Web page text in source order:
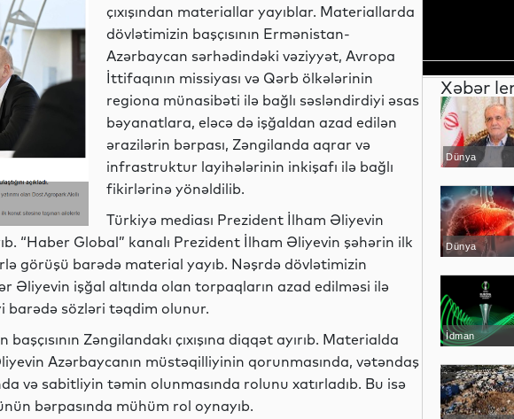
çıxışından materiallar yayıblar. Materiallarda
dövlətimizin başçısının Ermənistan-
Azərbaycan sərhədindəki vəziyyət, Avropa
İttifaqının missiyası və Qərb ölkələrinin
regiona münasibəti ilə bağlı səsləndirdiyi əsas
bəyanatlara, eləcə də işğaldan azad edilən
ərazilərin bərpası, Zəngilanda aqrar və
infrastruktur layihələrinin inkişafı ilə bağlı
fikirlərinə yönəldilib.
Türkiyə mediası Prezident İlham Əliyevin
“Haber Global” kanalı Prezident İlham Əliyevin şəhərin ilk
görüşü barədə material yayıb. Nəşrdə dövlətimizin
Əliyevin işğal altında olan torpaqların azad edilməsi ilə
barədə sözləri təqdim olunur.
Zəngilandakı çıxışına diqqət ayırıb. Materialda
Azərbaycanın müstəqilliyinin qorunmasında, vətəndaş
və sabitliyin təmin olunmasında rolunu xatırladıb. Bu isə
bərpasında mühüm rol oynayıb.
Xəbər
Dünya
Dünya
İdman